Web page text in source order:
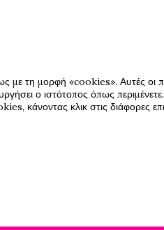
με τη μορφή «cookies». Αυτές οι
ο ιστότοπος όπως
κάνοντας κλικ στις διάφορες